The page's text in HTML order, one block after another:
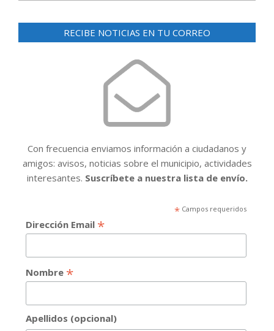
RECIBE NOTICIAS EN TU CORREO
Con frecuencia enviamos información a ciudadanos y
amigos: avisos, noticias sobre el municipio, actividades
interesantes. Suscríbete a nuestra lista de envío.
*Campos requeridos
Dirección Email *
Nombre *
Apellidos (opcional)